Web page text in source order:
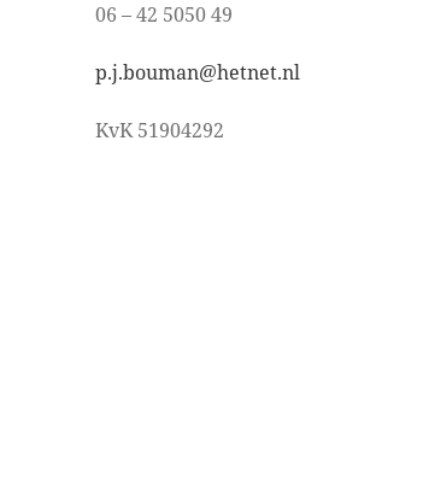
06 – 42 5050 49
p.j.bouman@hetnet.nl
KvK 51904292